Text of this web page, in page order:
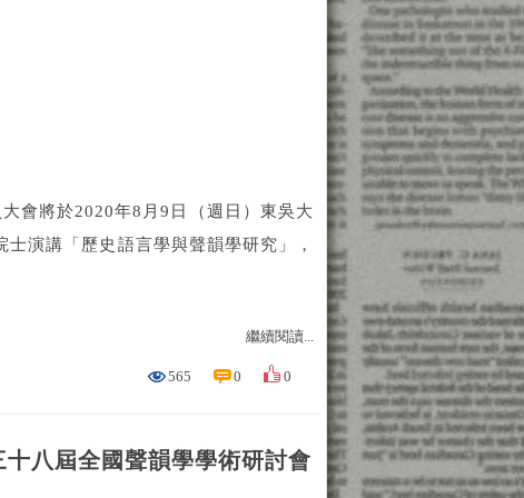
將於2020年8月9日（週日）東吳大
演講「歷史語言學與聲韻學研究」，
繼續閱讀...
565 0 0
八屆全國聲韻學學術研討會